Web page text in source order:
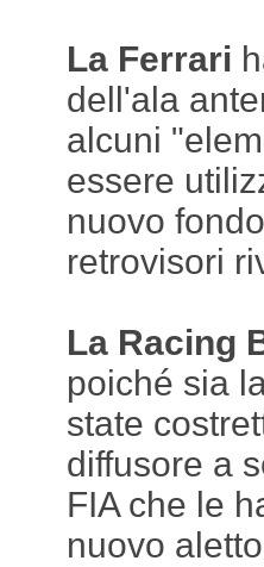
La Ferrari
dell'ala
alcuni
essere
nuovo
retrovisori
La Racing
poiché sia
state
diffusore a
FIA che le
nuovo